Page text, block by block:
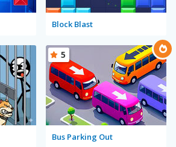
Block Blast
Bus Parking Out
5